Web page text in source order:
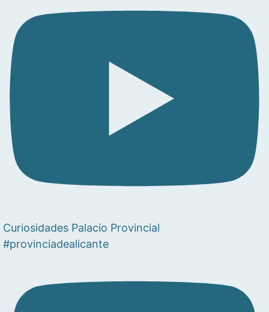
Curiosidades Palacio Provincial
#provinciadealicante